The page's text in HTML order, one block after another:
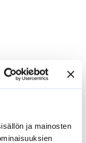
ja mainosten